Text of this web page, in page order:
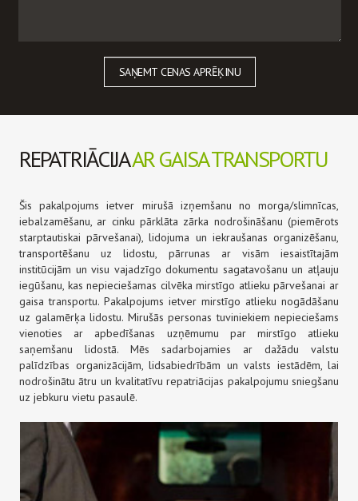
SAŅEMT CENAS APRĒĶINU
REPATRIĀCIJAAR GAISA TRANSPORTU
Šis pakalpojums ietver mirušā izņemšanu no morga/slimnīcas,
iebalzamēšanu, ar cinku pārklāta zārka nodrošināšanu (piemērots
starptautiskai pārvešanai), lidojuma un iekraušanas organizēšanu,
transportēšanu uz lidostu, pārrunas ar visām iesaistītajām
institūcijām un visu vajadzīgo dokumentu sagatavošanu un atļauju
iegūšanu, kas nepieciešamas cilvēka mirstīgo atlieku pārvešanai ar
gaisa transportu. Pakalpojums ietver mirstīgo atlieku nogādāšanu
uz galamērķa lidostu. Mirušās personas tuviniekiem nepieciešams
vienoties ar apbedīšanas uzņēmumu par mirstīgo atlieku
saņemšanu lidostā. Mēs sadarbojamies ar dažādu valstu
palīdzības organizācijām, lidsabiedrībām un valsts iestādēm, lai
nodrošinātu ātru un kvalitatīvu repatriācijas pakalpojumu sniegšanu
uz jebkuru vietu pasaulē.